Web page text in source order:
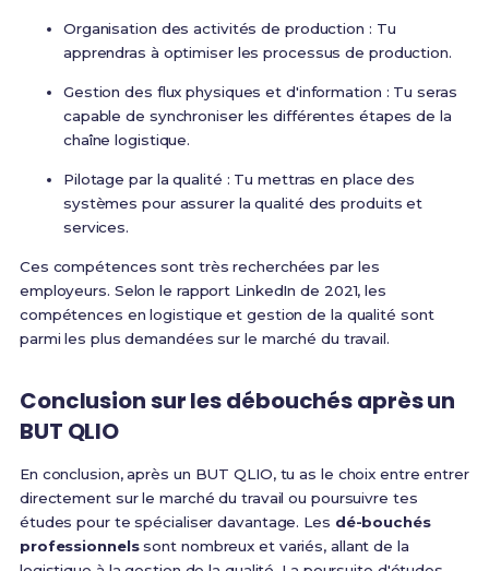
Organisation des activités de production : Tu
apprendras à optimiser les processus de production.
Gestion des flux physiques et d'information : Tu seras
capable de synchroniser les différentes étapes de la
chaîne logistique.
Pilotage par la qualité : Tu mettras en place des
systèmes pour assurer la qualité des produits et
services.
Ces compétences sont très recherchées par les
employeurs. Selon le rapport LinkedIn de 2021, les
compétences en logistique et gestion de la qualité sont
parmi les plus demandées sur le marché du travail.
Conclusion sur les débouchés après un
BUT QLIO
En conclusion, après un BUT QLIO, tu as le choix entre entrer
directement sur le marché du travail ou poursuivre tes
études pour te spécialiser davantage. Les dé-bouchés
professionnelssont nombreux et variés, allant de la